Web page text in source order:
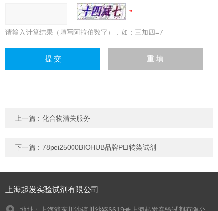
请输入计算结果（填写阿拉伯数字），如：三加四=7
上一篇：化合物清关服务
下一篇：78pei25000BIOHUB品牌PEI转染试剂
上海起发实验试剂有限公司